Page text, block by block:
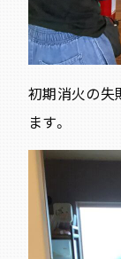
初期消火の失
ます。